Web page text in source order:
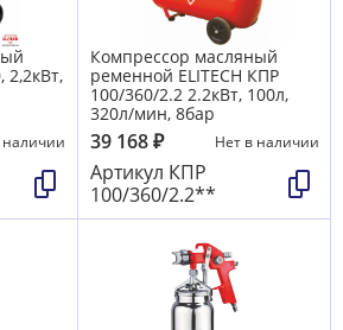
2,2кВт,
наличии
Компрессор масляный
ременной ELITECH КПР
100/360/2.2 2.2кВт, 100л,
320л/мин, 8бар
39 168₽ Нет в наличии
Артикул КПР
100/360/2.2**